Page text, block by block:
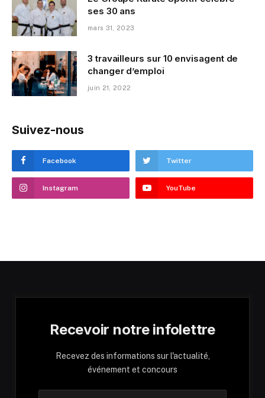
ses 30 ans
mars 31, 2023
3 travailleurs sur 10 envisagent de
changer d’emploi
juin 21, 2022
Suivez-nous
Facebook Twitter
Instagram YouTube
Recevoir notre infolettre
Recevez des informations sur l'actualité,
événement et concours